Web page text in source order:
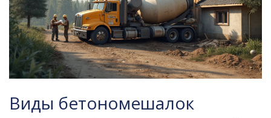
Виды бетономешалок